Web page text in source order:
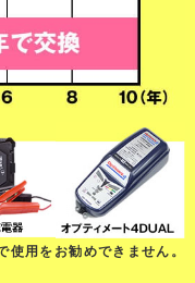
用をお勧めできません。